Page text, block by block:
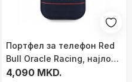
Портфел за телефон Red
Bull Oracle Racing, најлон,
темно сина
4,090 MKD.